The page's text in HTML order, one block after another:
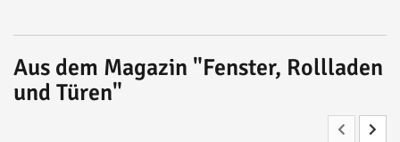
Aus dem Magazin "Fenster, Rollladen
und Türen"